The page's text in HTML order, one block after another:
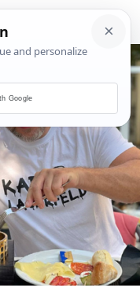
Google